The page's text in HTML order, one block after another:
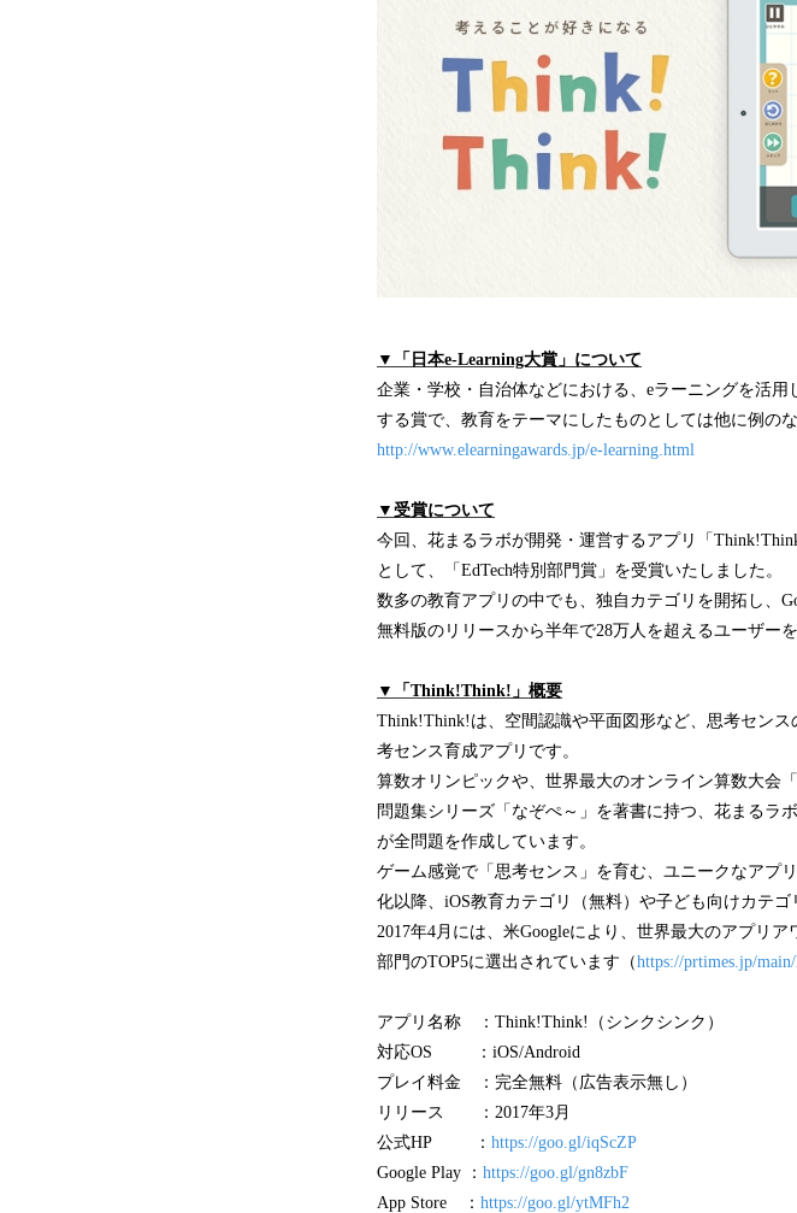
▼「日本e-Learning大賞」について
企業・学校・自治体などにおける、eラーニングを活
する賞で、教育をテーマにしたものとしては他に例の
http://www.elearningawards.jp/e-learning.html
▼受賞について
今回、花まるラボが開発・運営するアプリ「
として、「EdTech特別部門賞」を受賞いたしました。
数多の教育アプリの中でも、独自カテゴリを開拓し、
無料版のリリースから半年で28万人を超えるユーザー
▼「Think!Think!」概要
Think!Think!は、空間認識や平面図形など、思考セン
考センス育成アプリです。
算数オリンピックや、世界最大のオンライン算数大会
問題集シリーズ「なぞぺ～」を著書に持つ、花まるラ
が全問題を作成しています。
ゲーム感覚で「思考センス」を育む、ユニークなアプ
化以降、iOS教育カテゴリ（無料）や子ども向けカテ
2017年4月には、米Googleにより、世界最大のアプリア
部門のTOP5に選出されています（https://prtimes.jp/
アプリ名称 ：Think!Think!（シンクシンク）
対応OS ：iOS/Android
プレイ料金 ：完全無料（広告表示無し）
リリース ：2017年3月
公式HP ： https://goo.gl/iqScZP
Google Play ： https://goo.gl/gn8zbF
App Store ： https://goo.gl/ytMFh2